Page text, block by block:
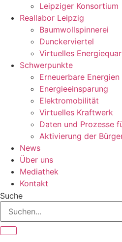
Leipziger Konsortium
Reallabor Leipzig
Baumwollspinnerei
Dunckerviertel
Virtuelles
Schwerpunkte
Erneuerbare Energien
Energieeinsparung
Elektromobilität
Virtuelles Kraftwerk
Daten und Prozesse
Aktivierung der
News
Über uns
Mediathek
Kontakt
Suche